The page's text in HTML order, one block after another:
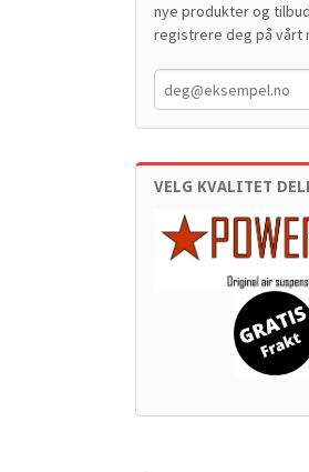
nye produkter og
registrere deg på vårt
VELG KVALITET